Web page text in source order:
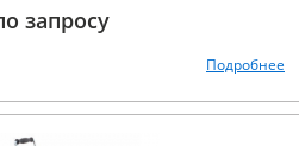
запросу
Подробнее